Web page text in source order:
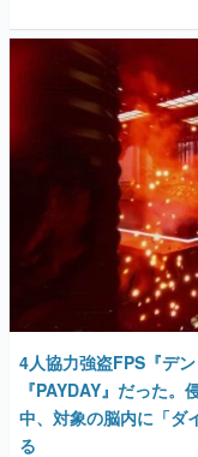
4人協力強盗FPS『デ
『PAYDAY』だった
中、対象の脳内に「ダ
る